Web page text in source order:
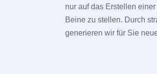
nur auf das Erstellen
Beine zu stellen. Durch
generieren wir für Sie